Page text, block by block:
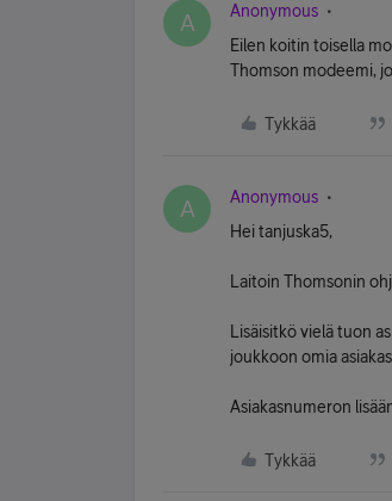
A Anonymous
Eilen koitin toisella
Thomson modeemi,
Tykkää
A Anonymous
Hei tanjuska5,
Laitoin Thomsonin
Lisäisitkö vielä tuon
joukkoon omia
Asiakasnumeron
Tykkää